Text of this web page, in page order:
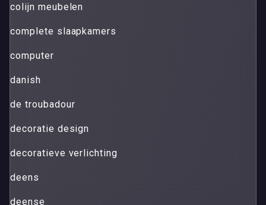
colijn meubelen
complete slaapkamers
computer
danish
de troubadour
decoratie design
decoratieve verlichting
deens
deense